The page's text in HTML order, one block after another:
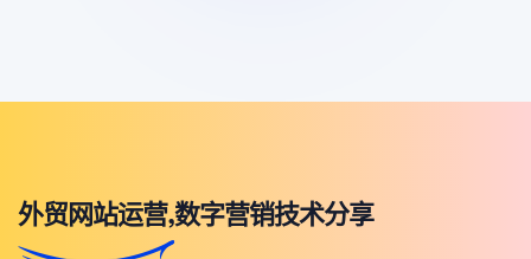
外贸网站运营,数字营销技术分享